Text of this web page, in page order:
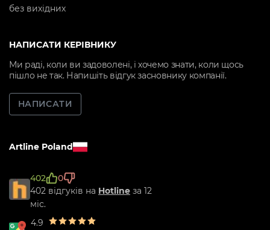
без вихідних
НАПИСАТИ КЕРІВНИКУ
Ми раді, коли ви задоволені, і хочемо знати, коли щось
пішло не так. Напишіть відгук засновнику компанії.
НАПИСАТИ
Artline Poland
402
0
402 відгуків на Hotline за 12
міс.
4.9